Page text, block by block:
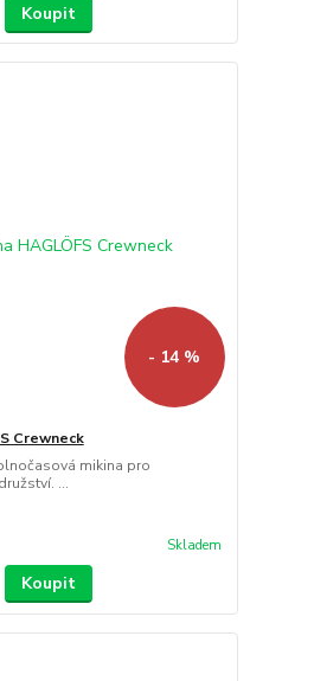
Koupit
- 14 %
Crewneck
mikina pro
...
Skladem
Koupit